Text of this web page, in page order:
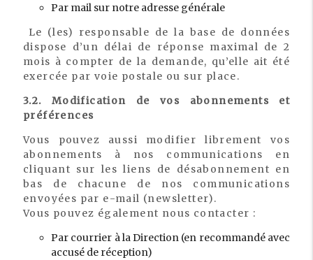
Par mail sur notre adresse générale
Le (les) responsable de la base de données
dispose d’un délai de réponse maximal de 2
mois à compter de la demande, qu’elle ait été
exercée par voie postale ou sur place.
3.2. Modification de vos abonnements et
préférences
Vous pouvez aussi modifier librement vos
abonnements à nos communications en
cliquant sur les liens de désabonnement en
bas de chacune de nos communications
envoyées par e-mail (newsletter).
Vous pouvez également nous contacter :
Par courrier à la Direction (en recommandé avec
accusé de réception)